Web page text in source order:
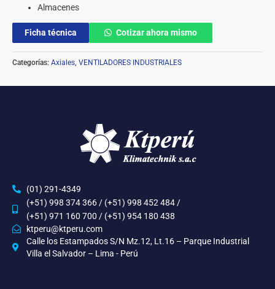
Almacenes
Ficha técnica Cotizar ahora mismo
Categorías: Axiales VENTILADORES INDUSTRIALES
(01) 291-4349
(+51) 998 374 366 / (+51) 998 452 484 /
(+51) 971 160 700 / (+51) 954 180 438
ktperu@ktperu.com
Calle los Estampados S/N Mz.12, Lt.16 – Parque Industrial
Villa el Salvador – Lima - Perú